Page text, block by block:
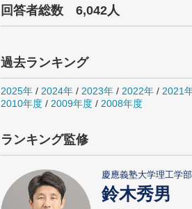
回答者総数 6,042人
過去ランキング
2025年 / 2024年 / 2023年 / 2022年 / 2021
2010年度 / 2009年度 / 2008年度
ランキング監修
慶應義塾大学理工学
鈴木秀男